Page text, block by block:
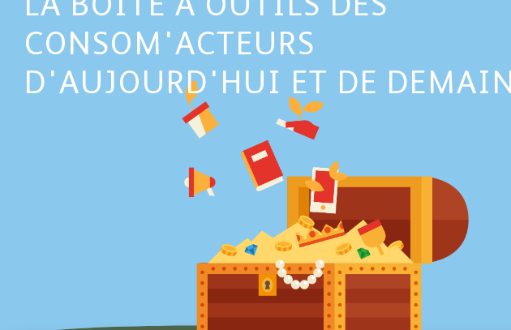
CONSOM'ACTEURS
D'AUJOURD'HUI ET DE DEMAIN